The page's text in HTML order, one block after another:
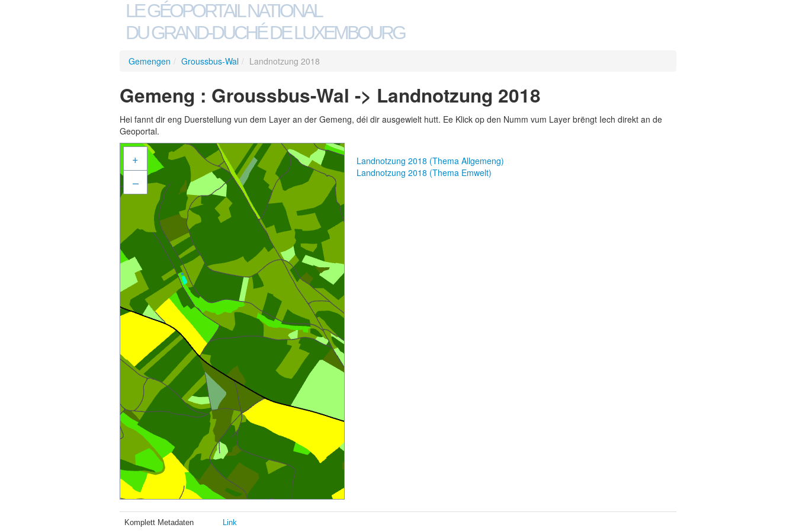
LE GÉOPORTAIL NATIONAL
DU GRAND-DUCHÉ DE LUXEMBOURG
Gemengen / Groussbus-Wal / Landnotzung 2018
Gemeng : Groussbus-Wal -> Landnotzung 2018
Hei fannt dir eng Duerstellung vun dem Layer an der Gemeng, déi dir ausgewielt hutt. Ee Klick op den Numm vum Layer brëngt Iech direkt an de
Geoportal.
+
–
Landnotzung 2018 (Thema Allgemeng)
Landnotzung 2018 (Thema Emwelt)
Komplett Metadaten Link